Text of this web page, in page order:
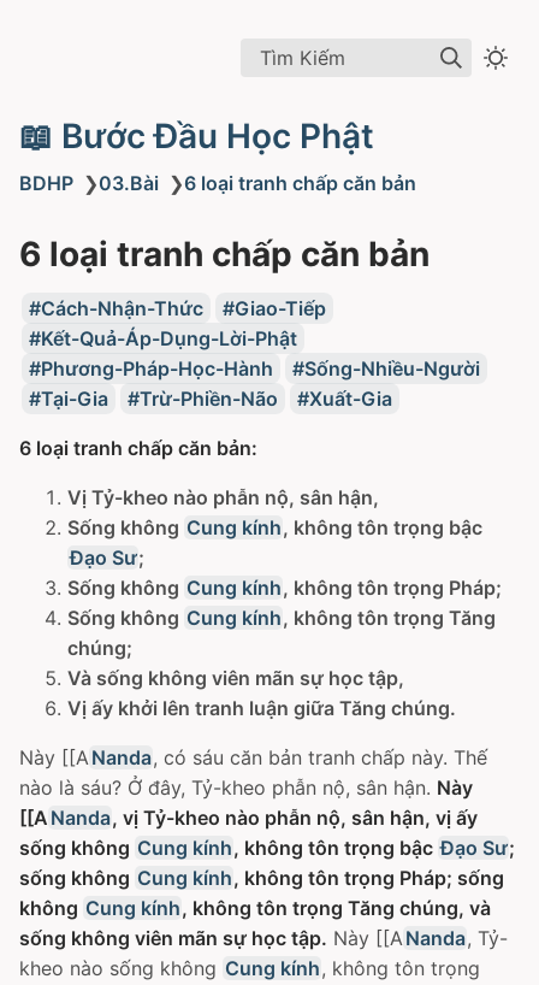
Tìm Kiếm
📖 Bước Đầu Học Phật
BDHP ❯03.Bài ❯6 loại tranh chấp căn bản
6 loại tranh chấp căn bản
Cách-Nhận-Thức
Giao-Tiếp
Kết-Quả-Áp-Dụng-Lời-Phật
Phương-Pháp-Học-Hành
Sống-Nhiều-Người
Tại-Gia
Trừ-Phiền-Não Xuất-Gia
6 loại tranh chấp căn bản:
Vị Tỷ-kheo nào phẫn nộ, sân hận,
Sống không Cung kính, không tôn trọng bậc
Ðạo Sư;
Sống không Cung kính, không tôn trọng Pháp;
Sống không Cung kính, không tôn trọng Tăng
chúng;
Và sống không viên mãn sự học tập,
Vị ấy khởi lên tranh luận giữa Tăng chúng.
Này [[ANanda, có sáu căn bản tranh chấp này. Thế
nào là sáu? Ở đây, Tỷ-kheo phẫn nộ, sân hận. Này
[[A Nanda, vị Tỷ-kheo nào phẫn nộ, sân hận, vị ấy
sống không Cung kính, không tôn trọng bậc Ðạo Sư;
sống không Cung kính, không tôn trọng Pháp; sống
không Cung kính, không tôn trọng Tăng chúng, và
sống không viên mãn sự học tập. Này [[ANanda, Tỷ-
kheo nào sống không Cung kính, không tôn trọng